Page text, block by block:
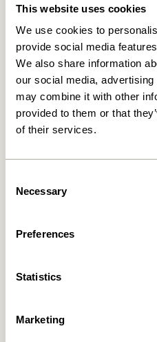
This website uses cookies
We use cookies to
provide social media
We also share information
our social media,
may combine it with other
provided to them or that
of their services.
Selection
Necessary
Preferences
Statistics
Marketing
Relaterede